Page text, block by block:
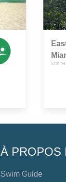
NORTH
À PROPOS
Swim Guide